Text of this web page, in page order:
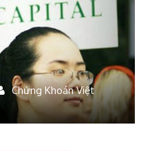
Chứng Khoán Việt